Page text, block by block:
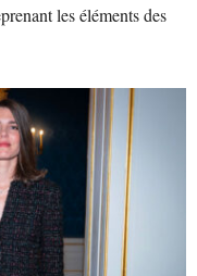
les éléments des